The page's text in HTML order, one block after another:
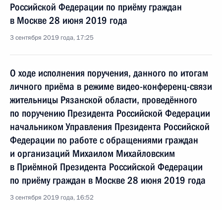
Российской Федерации по приёму граждан
в Москве 28 июня 2019 года
3 сентября 2019 года, 17:25
О ходе исполнения поручения, данного по итогам
личного приёма в режиме видео-конференц-связи
жительницы Рязанской области, проведённого
по поручению Президента Российской Федерации
начальником Управления Президента Российской
Федерации по работе с обращениями граждан
и организаций Михаилом Михайловским
в Приёмной Президента Российской Федерации
по приёму граждан в Москве 28 июня 2019 года
3 сентября 2019 года, 16:52